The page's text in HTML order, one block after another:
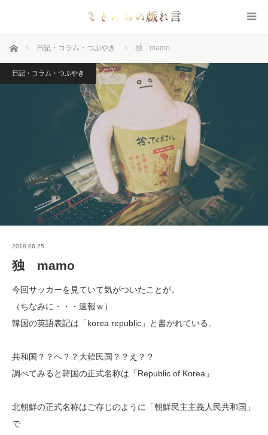
ホーム 日記・コラム・つぶやき 独 mamo
日記・コラム・つぶやき
2018.06.25
独 mamo
今回サッカーを見ていて気がついたことが。
（ちなみに・・・速報ｗ）
韓国の英語表記は「korea republic」と書かれている。
共和国？？へ？？大韓民国？？え？？
調べてみると韓国の正式名称は「Republic of Korea」
北朝鮮の正式名称はご存じのように「朝鮮民主主義人民共和国」
で